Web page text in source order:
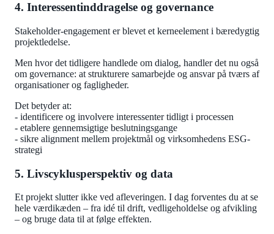
4. Interessentinddragelse og governance
Stakeholder-engagement er blevet et kerneelement i bæredygtig
projektledelse.
Men hvor det tidligere handlede om dialog, handler det nu også
om governance: at strukturere samarbejde og ansvar på tværs af
organisationer og fagligheder.
Det betyder at:
- identificere og involvere interessenter tidligt i processen
- etablere gennemsigtige beslutningsgange
- sikre alignment mellem projektmål og virksomhedens ESG-
strategi
5. Livscyklusperspektiv og data
Et projekt slutter ikke ved afleveringen. I dag forventes du at se
hele værdikæden – fra idé til drift, vedligeholdelse og afvikling
– og bruge data til at følge effekten.